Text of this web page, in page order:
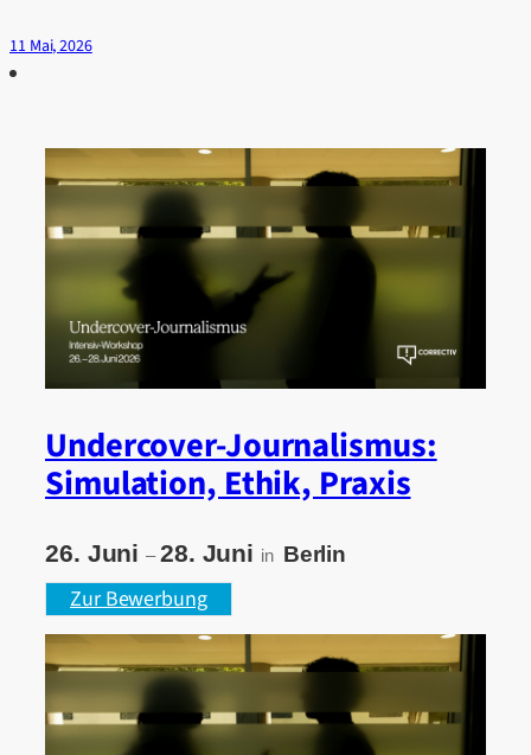
11 Mai, 2026
Undercover-Journalismus:
Simulation, Ethik, Praxis
26. Juni– 28. Juni in Berlin
Zur Bewerbung